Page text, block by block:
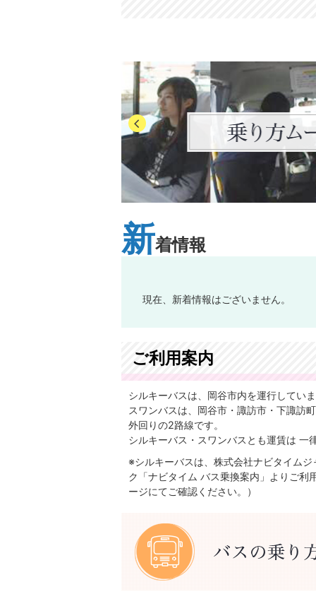
新着情報
現在、新着情報はございません。
ご利用案内
シルキーバスは、岡谷市内を運行してい
スワンバスは、岡谷市・諏訪市・下諏訪
外回りの2路線です。
シルキーバス・スワンバスとも運賃は
※シルキーバスは、株式会社ナビタイム
ク「ナビタイム バス乗換案内」よりご利
ージにてご確認ください。）